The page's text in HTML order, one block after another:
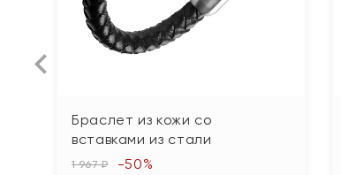
Браслет из кожи со
вставками из стали
1 967 ₽ -50%